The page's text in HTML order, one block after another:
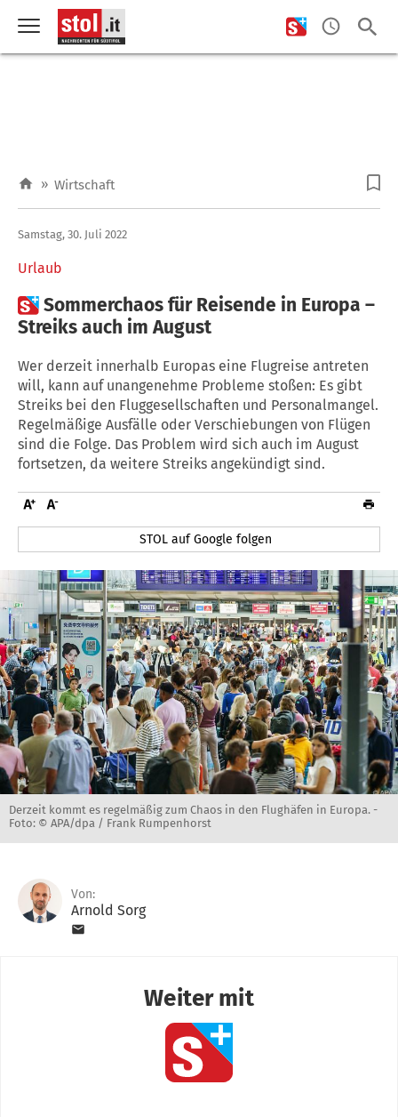
» Wirtschaft
Urlaub
Samstag, 30. Juli 2022
Sommerchaos für Reisende in Europa –
Streiks auch im August
Wer derzeit innerhalb Europas eine Flugreise antreten
will, kann auf unangenehme Probleme stoßen: Es gibt
Streiks bei den Fluggesellschaften und Personalmangel.
Regelmäßige Ausfälle oder Verschiebungen von Flügen
sind die Folge. Das Problem wird sich auch im August
fortsetzen, da weitere Streiks angekündigt sind.
STOL auf Google folgen
Derzeit kommt es regelmäßig zum Chaos in den Flughäfen in Europa. -
Foto: © APA/dpa / Frank Rumpenhorst
Von:
Arnold Sorg